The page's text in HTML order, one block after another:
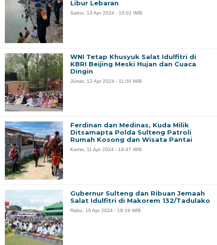
Libur Lebaran
Sabtu, 13 Apr 2024 - 10:01 WIB
WNI Tetap Khusyuk Salat Idulfitri di
KBRI Beijing Meski Hujan dan Cuaca
Dingin
Jumat, 12 Apr 2024 - 11:00 WIB
Ferdinan dan Medinas, Kuda Milik
Ditsamapta Polda Sulteng Patroli
Rumah Kosong dan Wisata Pantai
Kamis, 11 Apr 2024 - 19:47 WIB
Gubernur Sulteng dan Ribuan Jemaah
Salat Idulfitri di Makorem 132/Tadulako
Rabu, 10 Apr 2024 - 19:19 WIB